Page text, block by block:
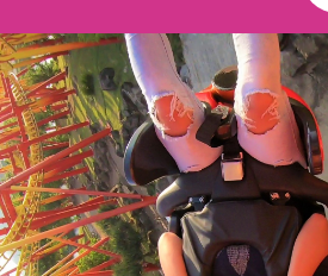
FABRICADO POR LA EMPRESA
ITALIANA ZAMPERLA,
MUNDIALMENTE CONOCIDA
POR DESARROLLAR VARIAS
ATRACCIONES PARA LOS MÁS
VALIENTES. UNA NOVEDAD
COMO ESTA REALMENTE
CAUSARÁ EL MAYOR REVUELO.
ENTONCES, ¿LO
ENFRENTARÁS? *HORA
CORRESPONDIENTE AL CIERRE
DEL FINAL DE LA COLA.